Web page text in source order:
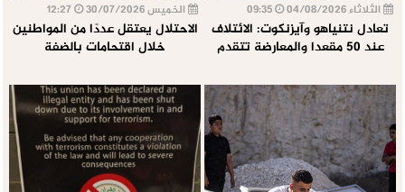
الثلاثاء 04/08/2026
تعادل نتنياهو وآيزنكوت: الائتلاف
عند 50 مقعدا والمعارضة تتقدم
الخميس 30/07/2026
الاحتلال يعتقل عددًا من المواطنين
خلال اقتحامات بالضفة